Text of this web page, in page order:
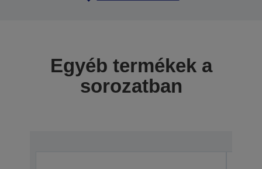
Egyéb termékek a
sorozatban